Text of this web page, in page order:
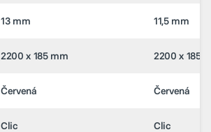
13 mm 11,5 mm
2200 x 185 mm 2200 x 185
Červená Červená
Clic Clic
13 mm 11,5 mm
2200 x 185 mm 2200 x 185
Červená Červená
Clic Clic